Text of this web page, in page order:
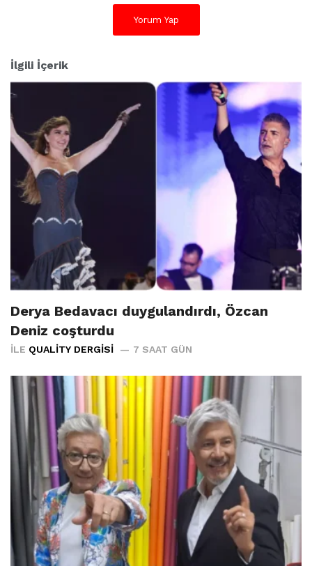
Yorum Yap
İlgili İçerik
Derya Bedavacı duygulandırdı, Özcan
Deniz coşturdu
İLE QUALITY DERGISI 7 SAAT GÜN